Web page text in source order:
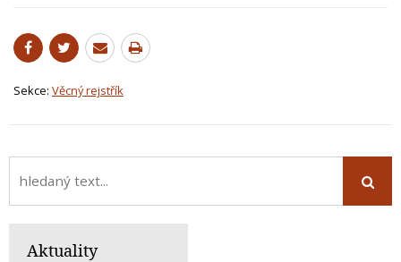
Sekce: Věcný rejstřík
Aktuality